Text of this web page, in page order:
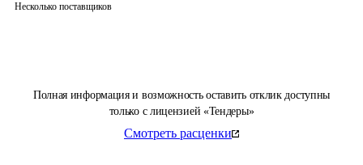
Полная информация и возможность оставить отклик доступны
только с лицензией «Тендеры»
Смотреть расценки
Несколько поставщиков